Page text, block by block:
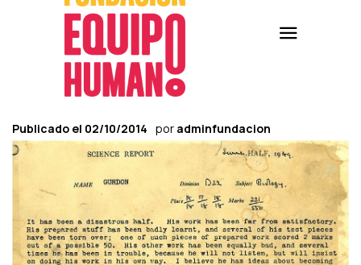
Publicado el 02/10/2014 por adminfundacion